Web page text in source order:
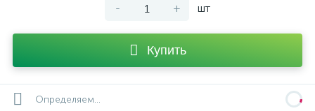
- + шт
Купить
Определяем...